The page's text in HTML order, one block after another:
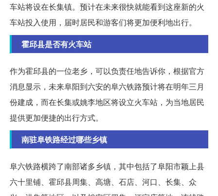
车站将设在长集镇。预计在未来很快就能看到这座新的火
车站投入使用，届时居民和游客们将更加便利地出行。
霍邱县是否有火车站
作为霍邱县的一位老乡，可以负责任地告诉你，根据官方
消息显示，未来阜阳到六安的阜六铁路预计将在明年三月
份建成，而在长集或姚李地区将设立火车站，为当地居民
提供更加便捷的出行方式。
南驻阜铁路经过哪些乡镇
阜六铁路横跨了南部诸多乡镇，其中包括了阜阳市颖上县
六十里铺、霍邱县周集、高塘、石店、河口、长集、众